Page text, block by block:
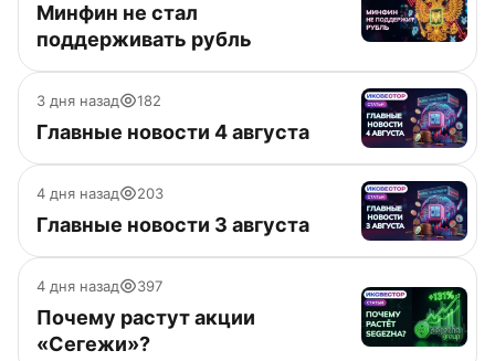
Минфин не стал
поддерживать рубль
3 дня назад 182
Главные новости 4 августа
4 дня назад 203
Главные новости 3 августа
4 дня назад 397
Почему растут акции
«Сегежи»?